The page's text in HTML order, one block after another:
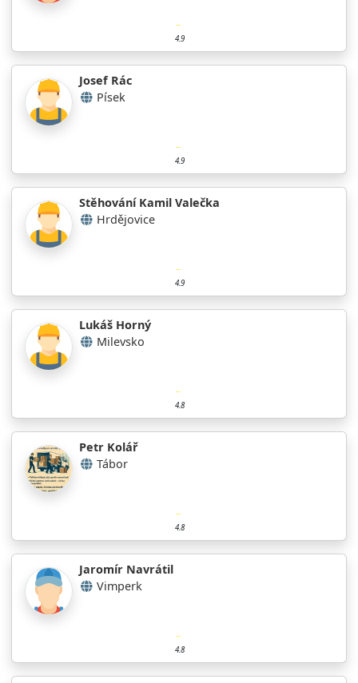
4.9
Josef Rác
Písek
4.9
Stěhování Kamil Valečka
Hrdějovice
4.9
Lukáš Horný
Milevsko
4.8
Petr Kolář
Tábor
4.8
Jaromír Navrátil
Vimperk
4.8